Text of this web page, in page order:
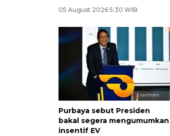
05 August 2026 5:30 WIB
Purbaya sebut Presiden
bakal segera mengumumkan
insentif EV